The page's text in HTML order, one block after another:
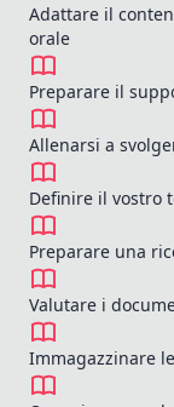
Adattare il
orale
Preparare il
Allenarsi a
Definire il vostro
Preparare una
Valutare i
Immagazzinare